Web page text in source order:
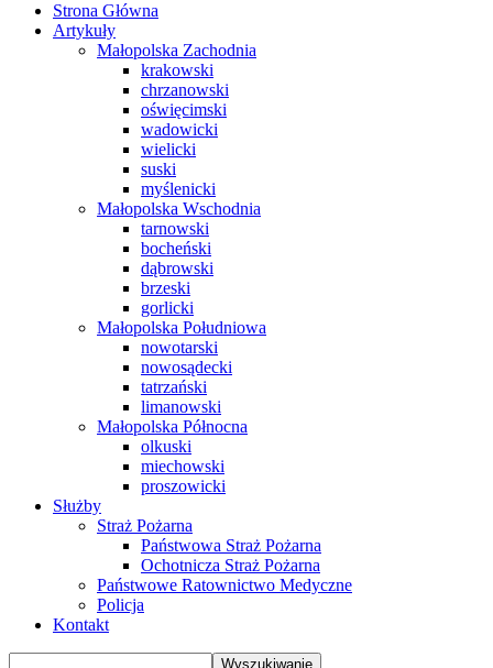
Strona Główna
Artykuły
Małopolska Zachodnia
krakowski
chrzanowski
oświęcimski
wadowicki
wielicki
suski
myślenicki
Małopolska Wschodnia
tarnowski
bocheński
dąbrowski
brzeski
gorlicki
Małopolska Południowa
nowotarski
nowosądecki
tatrzański
limanowski
Małopolska Północna
olkuski
miechowski
proszowicki
Służby
Straż Pożarna
Państwowa Straż Pożarna
Ochotnicza Straż Pożarna
Państwowe Ratownictwo Medyczne
Policja
Kontakt